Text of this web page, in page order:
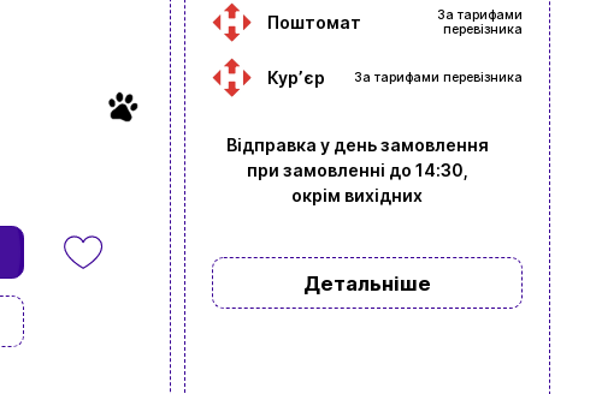
Поштомат
За тарифами
перевізника
Курʼєр За тарифами перевізника
Відправка у день замовлення
при замовленні до 14:30,
окрім вихідних
Детальніше